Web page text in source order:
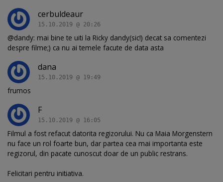
cerbuldeaur
15.10.2019 @ 20:26
@dandy: mai bine te uiti la Ricky dandy(sic!) decat sa comentezi
despre filme;) ca nu ai temele facute de data asta
dana
15.10.2019 @ 19:49
frumos
F
15.10.2019 @ 16:05
Filmul a fost refacut datorita regizorului. Nu ca Maia Morgenstern
nu face un rol foarte bun, dar partea cea mai importanta este
regizorul, din pacate cunoscut doar de un public restrans.
Felicitari pentru initiativa.